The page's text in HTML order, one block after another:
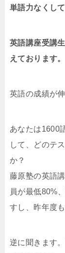
単語力なくし
英語講座受講
えております。
英語の成績が
あなたは1600
して、どのテ
か？
藤原塾の英語
員が最低80%
すし、昨年度
逆に聞きます